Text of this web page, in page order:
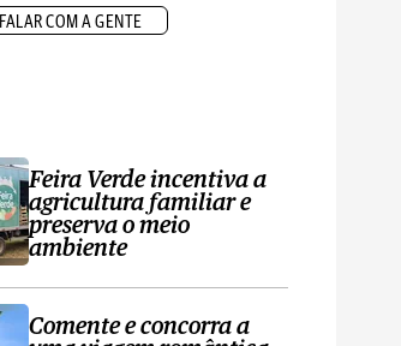
FALAR COM A GENTE
Feira Verde incentiva a
agricultura familiar e
preserva o meio
ambiente
Comente e concorra a